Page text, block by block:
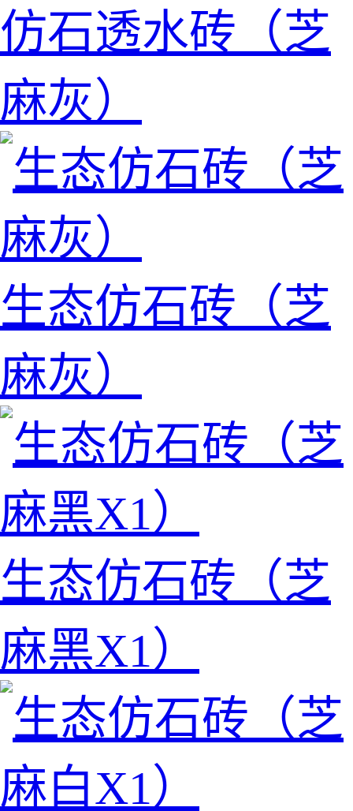
仿石透水砖（芝
麻灰）
生态仿石砖（芝
麻灰）
生态仿石砖（芝
麻黑X1）